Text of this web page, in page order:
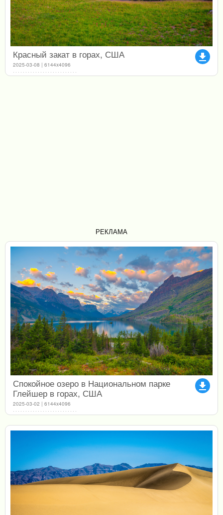
file_download
Красный закат в горах, США
2025-03-08 | 6144x4096
РЕКЛАМА
file_download
Спокойное озеро в Национальном парке
Глейшер в горах, США
2025-03-02 | 6144x4096